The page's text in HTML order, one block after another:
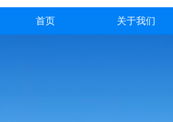
首页 关于我们